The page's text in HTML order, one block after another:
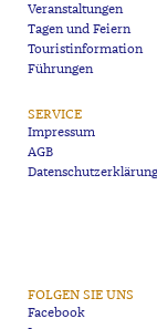
Veranstaltungen
Tagen und Feiern
Touristinformation
Führungen
SERVICE
Impressum
AGB
Datenschutzerklärung
FOLGEN SIE UNS
Facebook